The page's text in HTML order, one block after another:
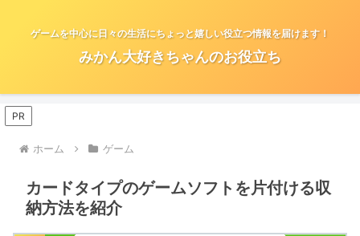
ゲームを中心に日々の生活にちょっと嬉しい役立つ情報を届けます！
みかん大好きちゃんのお役立ち
PR
ホーム ゲーム
カードタイプのゲームソフトを片付ける収
納方法を紹介